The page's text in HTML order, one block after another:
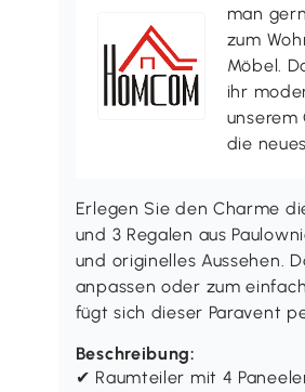
man
zum
Möbel.
ihr
die
Erlegen Sie den Charme
und 3 Regalen aus
und originelles Aussehen.
anpassen oder zum
fügt sich dieser Paravent
Beschreibung:
✔ Raumteiler mit 4